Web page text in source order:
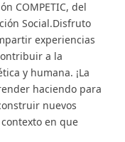
COMPETIC, del
Social.Disfruto
experiencias
a la
y humana. ¡La
haciendo para
nuevos
en que